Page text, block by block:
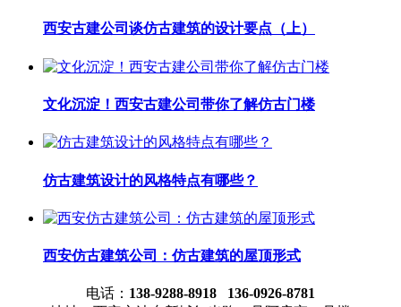
西安古建公司谈仿古建筑的设计要点（上）
文化沉淀！西安古建公司带你了解仿古门楼
仿古建筑设计的风格特点有哪些？
西安仿古建筑公司：仿古建筑的屋顶形式
电话： 138-9288-8918 136-0926-8781